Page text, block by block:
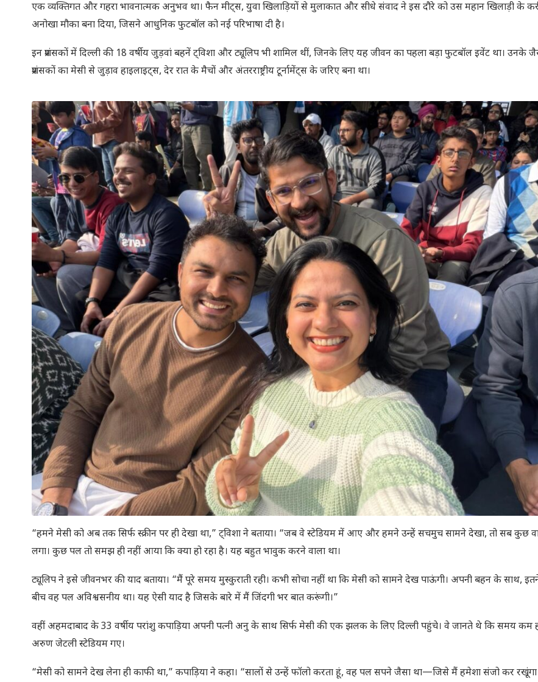
एक व्यक्तिगत और गहरा भावनात्मक अनुभव था। फैन मीट्स, युवा खिलाड़ियों से मुलाकात और सीधे संवाद ने इस दौरे को उस महान खिलाड़ी के
अनोखा मौका बना दिया, जिसने आधुनिक फुटबॉल को नई परिभाषा दी है।
इन प्रशंसकों में दिल्ली की 18 वर्षीय जुड़वां बहनें ट्विशा और ट्यूलिप भी शामिल थीं, जिनके लिए यह जीवन का पहला बड़ा फुटबॉल इवेंट था। उनके
प्रशंसकों का मेसी से जुड़ाव हाइलाइट्स, देर रात के मैचों और अंतरराष्ट्रीय टूर्नामेंट्स के जरिए बना था।
“हमने मेसी को अब तक सिर्फ स्क्रीन पर ही देखा था,” ट्विशा ने बताया। “जब वे स्टेडियम में आए और हमने उन्हें सचमुच सामने देखा, तो सब कुछ
लगा। कुछ पल तो समझ ही नहीं आया कि क्या हो रहा है। यह बहुत भावुक करने वाला था।
ट्यूलिप ने इसे जीवनभर की याद बताया। “मैं पूरे समय मुस्कुराती रही। कभी सोचा नहीं था कि मेसी को सामने देख पाऊंगी। अपनी बहन के साथ,
बीच वह पल अविश्वसनीय था। यह ऐसी याद है जिसके बारे में मैं जिंदगी भर बात करूंगी।”
वहीं अहमदाबाद के 33 वर्षीय परांशु कपाड़िया अपनी पत्नी अनु के साथ सिर्फ मेसी की एक झलक के लिए दिल्ली पहुंचे। वे जानते थे कि समय कम
अरुण जेटली स्टेडियम गए।
“मेसी को सामने देख लेना ही काफी था,” कपाड़िया ने कहा। “सालों से उन्हें फॉलो करता हूं, वह पल सपने जैसा था—जिसे मैं हमेशा संजो कर